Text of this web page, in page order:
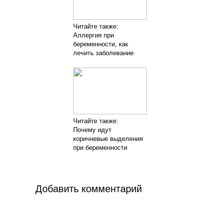
Читайте также:
Аллергия при
беременности, как
лечить заболевание
Читайте также:
Почему идут
коричневые выделения
при беременности
Добавить комментарий